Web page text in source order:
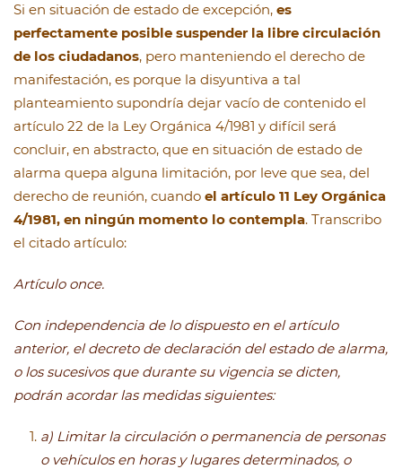
Si en situación de estado de excepción, es
perfectamente posible suspender la libre circulación
de los ciudadanos, pero manteniendo el derecho de
manifestación, es porque la disyuntiva a tal
planteamiento supondría dejar vacío de contenido el
artículo 22 de la Ley Orgánica 4/1981 y difícil será
concluir, en abstracto, que en situación de estado de
alarma quepa alguna limitación, por leve que sea, del
derecho de reunión, cuando el artículo 11 Ley Orgánica
4/1981, en ningún momento lo contempla. Transcribo
el citado artículo:
Artículo once.
Con independencia de lo dispuesto en el artículo
anterior, el decreto de declaración del estado de alarma,
o los sucesivos que durante su vigencia se dicten,
podrán acordar las medidas siguientes:
a) Limitar la circulación o permanencia de personas
o vehículos en horas y lugares determinados, o